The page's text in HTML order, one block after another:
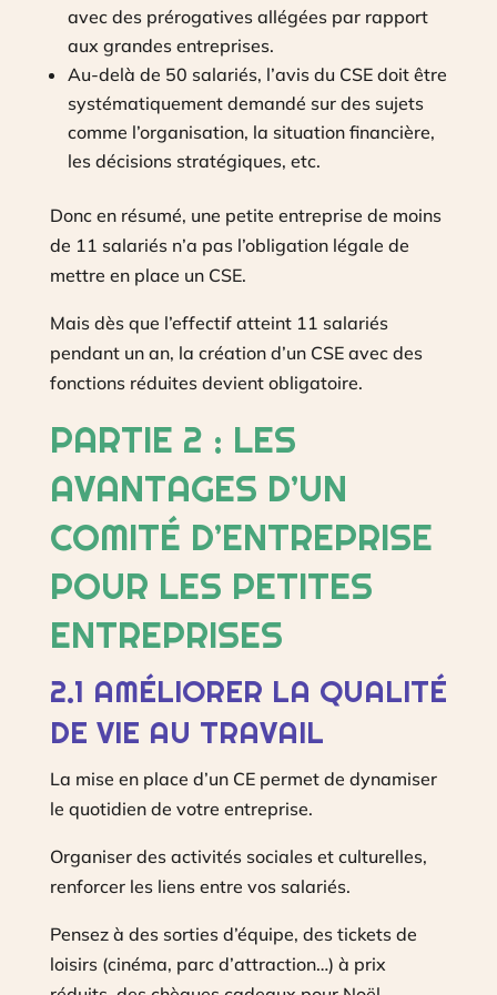
avec des prérogatives allégées par rapport
aux grandes entreprises.
Au-delà de 50 salariés, l’avis du CSE doit être
systématiquement demandé sur des sujets
comme l’organisation, la situation financière,
les décisions stratégiques, etc.
Donc en résumé, une petite entreprise de moins
de 11 salariés n’a pas l’obligation légale de
mettre en place un CSE.
Mais dès que l’effectif atteint 11 salariés
pendant un an, la création d’un CSE avec des
fonctions réduites devient obligatoire.
PARTIE 2 : LES
AVANTAGES D’UN
COMITÉ D’ENTREPRISE
POUR LES PETITES
ENTREPRISES
2.1 AMÉLIORER LA QUALITÉ
DE VIE AU TRAVAIL
La mise en place d’un CE permet de dynamiser
le quotidien de votre entreprise.
Organiser des activités sociales et culturelles,
renforcer les liens entre vos salariés.
Pensez à des sorties d’équipe, des tickets de
loisirs (cinéma, parc d’attraction…) à prix